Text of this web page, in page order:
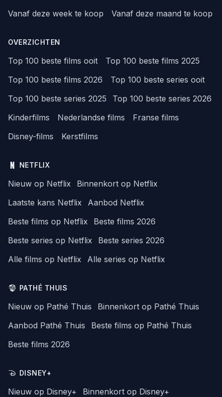
Vanaf deze week te koop
Vanaf deze maand te koop
OVERZICHTEN
Top 100 beste films ooit
Top 100 beste films 2025
Top 100 beste films 2026
Top 100 beste series ooit
Top 100 beste series 2025
Top 100 beste series 2026
Kinderfilms
Nederlandse films
Franse films
Disney-films
Kerstfilms
NETFLIX
Nieuw op Netflix
Binnenkort op Netflix
Laatste kans Netflix
Aanbod Netflix
Beste films op Netflix
Beste films 2026
Beste series op Netflix
Beste series 2026
Alle films op Netflix
Alle series op Netflix
PATHÉ THUIS
Nieuw op Pathé Thuis
Binnenkort op Pathé Thuis
Aanbod Pathé Thuis
Beste films op Pathé Thuis
Beste films 2026
DISNEY+
Nieuw op Disney+
Binnenkort op Disney+